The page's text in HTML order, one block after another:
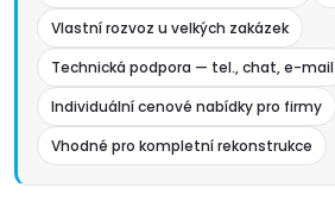
Vlastní rozvoz u velkých zakázek
Technická podpora — tel., chat, e-mail
Individuální cenové nabídky pro firmy
Vhodné pro kompletní rekonstrukce